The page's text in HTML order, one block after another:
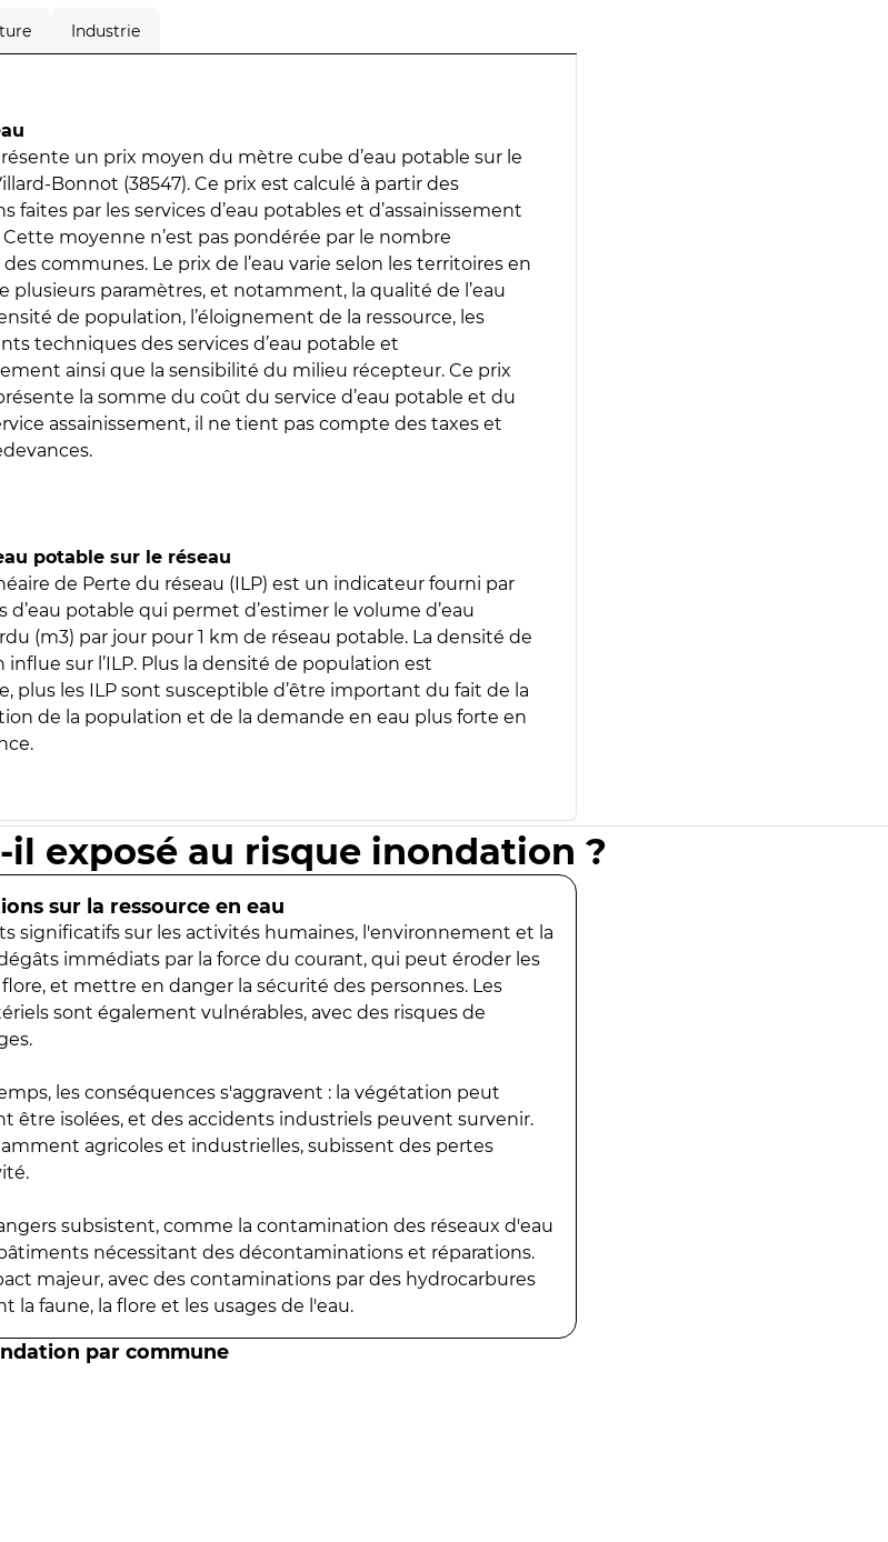
Industrie
un prix moyen du mètre cube d’eau potable sur le
Bonnot (38547). Ce prix est calculé à partir des
faites par les services d’eau potables et d’assainissement
Cette moyenne n’est pas pondérée par le nombre
communes. Le prix de l’eau varie selon les territoires en
plusieurs paramètres, et notamment, la qualité de l’eau
de population, l’éloignement de la ressource, les
techniques des services d’eau potable et
ainsi que la sensibilité du milieu récepteur. Ce prix
la somme du coût du service d’eau potable et du
assainissement, il ne tient pas compte des taxes et
potable sur le réseau
de Perte du réseau (ILP) est un indicateur fourni par
d’eau potable qui permet d’estimer le volume d’eau
(m3) par jour pour 1 km de réseau potable. La densité de
sur l’ILP. Plus la densité de population est
plus les ILP sont susceptible d’être important du fait de la
de la population et de la demande en eau plus forte en
exposé au risque inondation ?
sur la ressource en eau
significatifs sur les activités humaines, l'environnement et la
immédiats par la force du courant, qui peut éroder les
et mettre en danger la sécurité des personnes. Les
sont également vulnérables, avec des risques de
les conséquences s'aggravent : la végétation peut
être isolées, et des accidents industriels peuvent survenir.
agricoles et industrielles, subissent des pertes
subsistent, comme la contamination des réseaux d'eau
nécessitant des décontaminations et réparations.
majeur, avec des contaminations par des hydrocarbures
la faune, la flore et les usages de l'eau.
par commune